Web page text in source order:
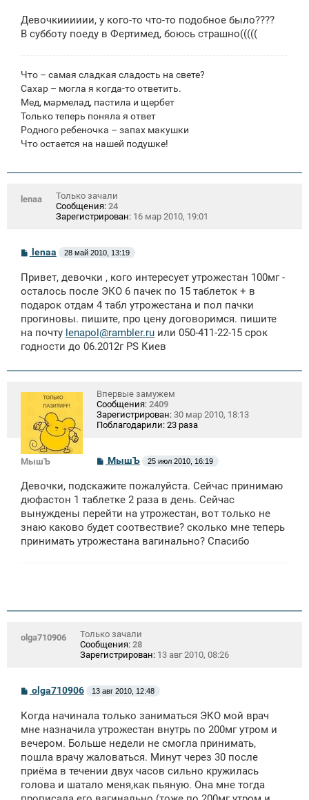
Девочкииииии, у кого-то что-то подобное было????
В субботу поеду в Фертимед, боюсь страшно(((((
Что – самая сладкая сладость на свете?
Сахар – могла я когда-то ответить.
Мед, мармелад, пастила и щербет
Только теперь поняла я ответ
Родного ребеночка – запах макушки
Что остается на нашей подушке!
lenaa
Только зачали
Сообщения: 24
Зарегистрирован: 16 мар 2010, 19:01
С
б
щ
н
и
lenaa 28 май 2010, 13:19
Привет, девочки , кого интересует утрожестан 100мг -
осталось после ЭКО 6 пачек по 15 таблеток + в
подарок отдам 4 табл утрожестана и пол пачки
прогиновы. пишите, про цену договоримся. пишите
на почту lenapol@rambler.ru или 050-411-22-15 срок
годности до 06.2012г PS Киев
МышЪ
Впервые замужем
Сообщения: 2409
Зарегистрирован: 30 мар 2010, 18:13
Поблагодарили: 23 раза
С
б
щ
е
н
и
МышЪ 25 июл 2010, 16:19
Девочки, подскажите пожалуйста. Сейчас принимаю
дюфастон 1 таблетке 2 раза в день. Сейчас
вынуждены перейти на утрожестан, вот только не
знаю каково будет соотвествие? сколько мне теперь
принимать утрожестана вагинально? Спасибо
olga710906
Только зачали
Сообщения: 28
Зарегистрирован: 13 авг 2010, 08:26
С
о
б
щ
н
и
olga710906 13 авг 2010, 12:48
Когда начинала только заниматься ЭКО мой врач
мне назначила утрожестан внутрь по 200мг утром и
вечером. Больше недели не смогла принимать,
пошла врачу жаловаться. Минут через 30 после
приёма в течении двух часов сильно кружилась
голова и шатало меня,как пьяную. Она мне тогда